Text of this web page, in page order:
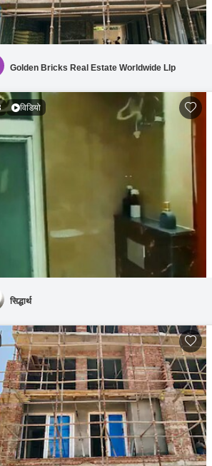
Golden Bricks Real Estate Worldwide Llp
विडियो
सिद्धार्थ